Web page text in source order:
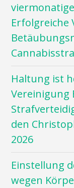
Erfolgreiche
Haltung ist
Vereinigung
den
2026
Einstellung
wegen